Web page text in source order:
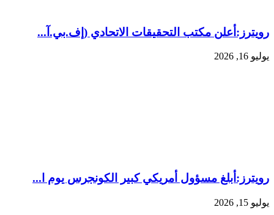
رويترز:‏أعلن مكتب التحقيقات الاتحادي (إف.بي.آ...
يوليو 16, 2026
رويترز:‏أبلغ مسؤول أمريكي كبير الكونجرس يوم ا...
يوليو 15, 2026